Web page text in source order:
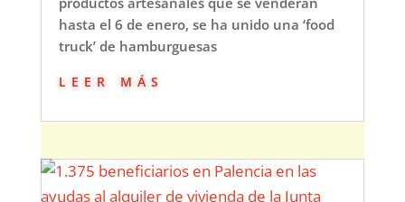
hasta el 6 de enero, se ha unido una ‘food
truck’ de hamburguesas
leer más